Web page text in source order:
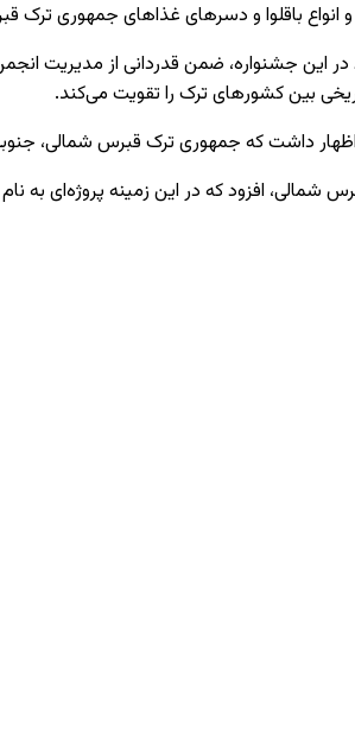
باقلوا و دسرهای غذاهای جمهوری ترک
جشنواره، ضمن قدردانی از مدیریت انجمن
بین کشورهای ترک را تقویت می‌کند.
اظهار داشت که جمهوری ترک قبرس شمالی،
افزود که در این زمینه پروژه‌ای به نام